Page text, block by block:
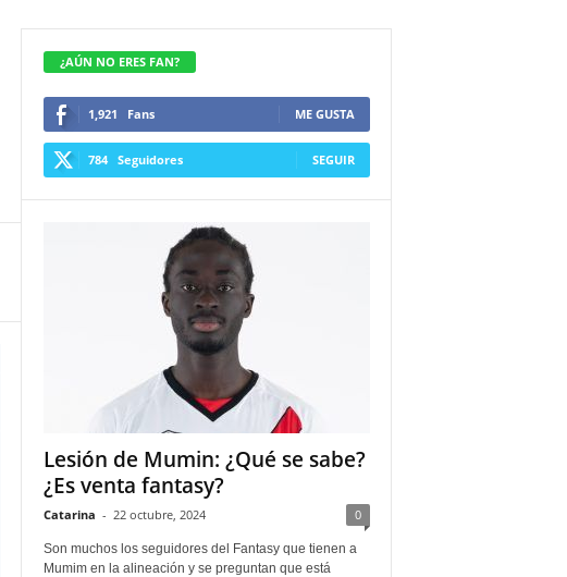
¿AÚN NO ERES FAN?
1,921 Fans ME GUSTA
784 Seguidores SEGUIR
Lesión de Mumin: ¿Qué se sabe?
¿Es venta fantasy?
Catarina - 22 octubre, 2024 0
Son muchos los seguidores del Fantasy que tienen a
Mumim en la alineación y se preguntan que está